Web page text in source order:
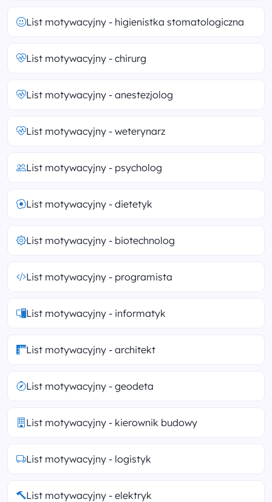
List motywacyjny - higienistka stomatologiczna
List motywacyjny - chirurg
List motywacyjny - anestezjolog
List motywacyjny - weterynarz
List motywacyjny - psycholog
List motywacyjny - dietetyk
List motywacyjny - biotechnolog
List motywacyjny - programista
List motywacyjny - informatyk
List motywacyjny - architekt
List motywacyjny - geodeta
List motywacyjny - kierownik budowy
List motywacyjny - logistyk
List motywacyjny - elektryk